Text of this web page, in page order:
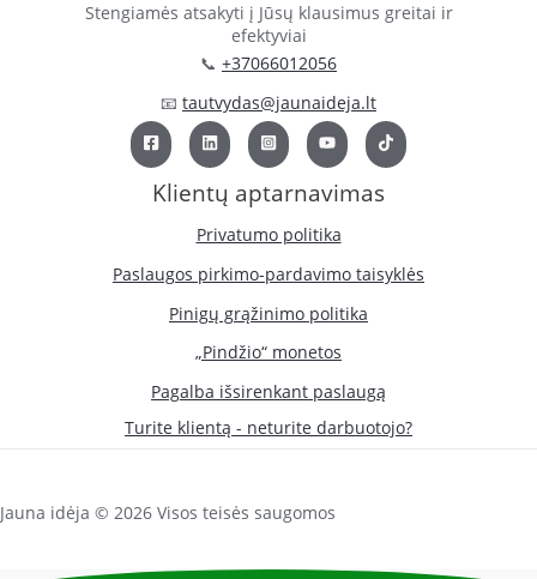
Stengiamės atsakyti į Jūsų klausimus greitai ir
efektyviai
📞 +37066012056
📧 tautvydas@jaunaideja.lt
Klientų aptarnavimas
Privatumo politika
Paslaugos pirkimo-pardavimo taisyklės
Pinigų grąžinimo politika
„Pindžio“ monetos
Pagalba išsirenkant paslaugą
Turite klientą - neturite darbuotojo?
Jauna idėja © 2026 Visos teisės saugomos